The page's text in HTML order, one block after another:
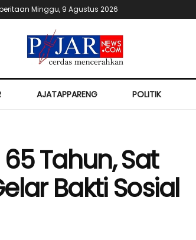
Minggu, 9 Agustus 2026
AJATAPPARENG POLITIK
Tahun, Sat
Bakti Sosial